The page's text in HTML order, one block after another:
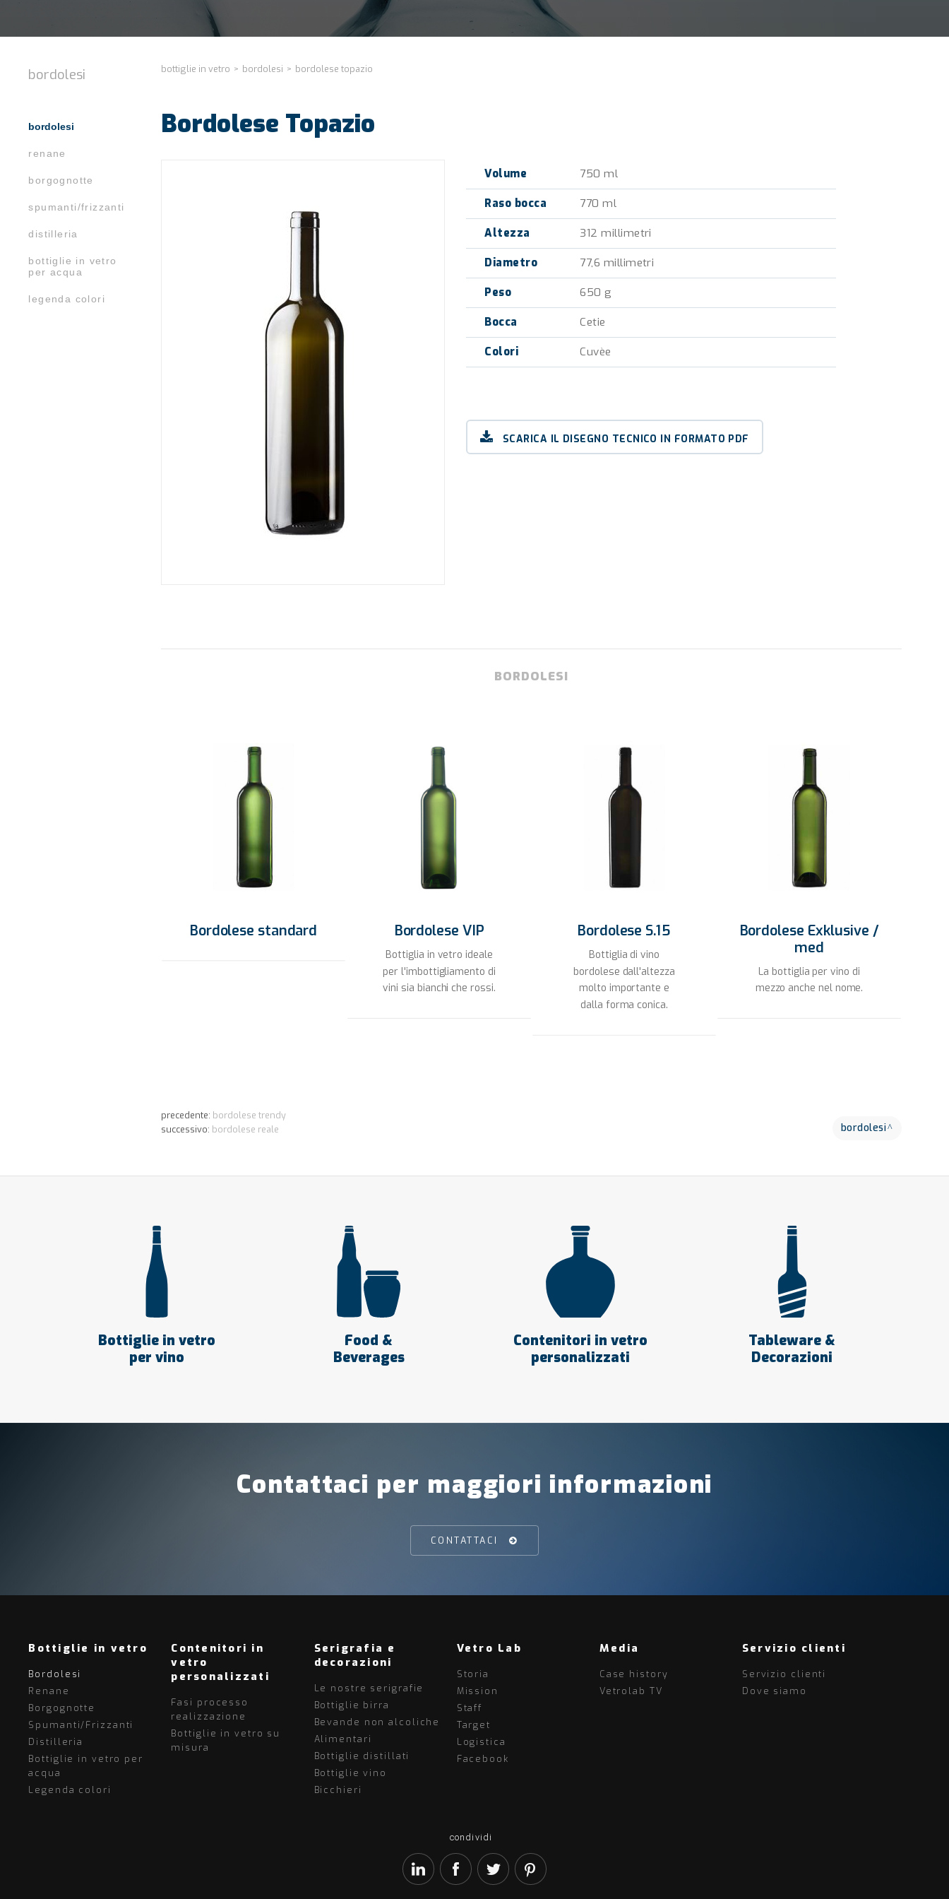
bordolesi
bordolesi
renane
borgognotte
spumanti/frizzanti
distilleria
bottiglie in vetro
per acqua
legenda colori
bottiglie in vetro > bordolesi > bordolese topazio
Bordolese Topazio
Volume 750 ml
Raso bocca 770 ml
Altezza 312 millimetri
Diametro 77,6 millimetri
Peso 650 g
Bocca Cetie
Colori Cuvèe
SCARICA IL DISEGNO TECNICO IN FORMATO PDF
BORDOLESI
Bordolese standard Bordolese VIP
Bottiglia in vetro ideale
per l'imbottigliamento di
vini sia bianchi che rossi.
Bordolese S.15
Bottiglia di vino
bordolese dall'altezza
molto importante e
dalla forma conica.
Bordolese Exklusive /
med
La bottiglia per vino di
mezzo anche nel nome.
precedente: bordolese trendy
successivo: bordolese reale bordolesi
Bottiglie in vetro
per vino
Food &
Beverages
Contenitori in vetro
personalizzati
Tableware &
Decorazioni
Contattaci per maggiori informazioni
CONTATTACI
Bottiglie in vetro
Bordolesi
Renane
Borgognotte
Spumanti/Frizzanti
Distilleria
Bottiglie in vetro per
acqua
Legenda colori
Contenitori in
vetro
personalizzati
Fasi processo
realizzazione
Bottiglie in vetro su
misura
Serigrafia e
decorazioni
Le nostre serigrafie
Bottiglie birra
Bevande non alcoliche
Alimentari
Bottiglie distillati
Bottiglie vino
Bicchieri
Vetro Lab
Storia
Mission
Staff
Target
Logistica
Facebook
Media
Case history
Vetrolab TV
Servizio clienti
Servizio clienti
Dove siamo
condividi